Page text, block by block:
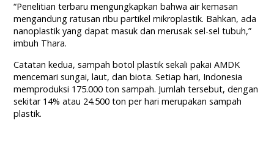
“Penelitian terbaru mengungkapkan bahwa air kemasan
mengandung ratusan ribu partikel mikroplastik. Bahkan, ada
nanoplastik yang dapat masuk dan merusak sel-sel tubuh,”
imbuh Thara.
Catatan kedua, sampah botol plastik sekali pakai AMDK
mencemari sungai, laut, dan biota. Setiap hari, Indonesia
memproduksi 175.000 ton sampah. Jumlah tersebut, dengan
sekitar 14% atau 24.500 ton per hari merupakan sampah
plastik.